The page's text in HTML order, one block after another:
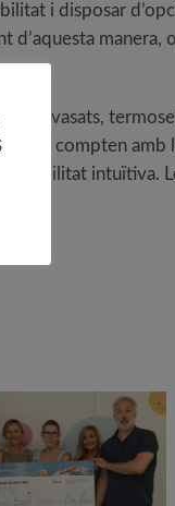
i disposar
d’aquesta
envasats,
compten
intuïtiva.